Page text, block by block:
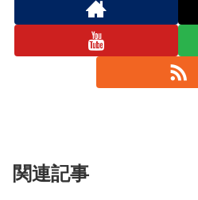
関連記事